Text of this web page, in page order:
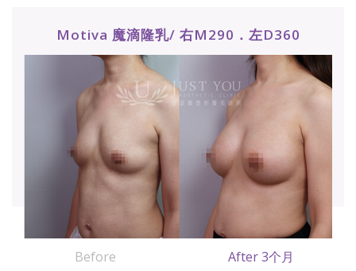
Motiva 魔滴隆乳/ 右M290．左D360
Before After 3个月